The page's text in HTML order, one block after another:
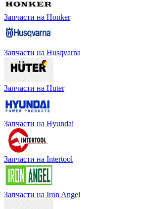
Запчасти на Honker
Запчасти на Husqvarna
Запчасти на Huter
Запчасти на Hyundai
Запчасти на Intertool
Запчасти на Iron Angel